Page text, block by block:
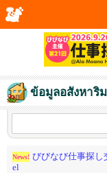
ข้อมูลอสังหาริ
News! びびなび仕事探し
el